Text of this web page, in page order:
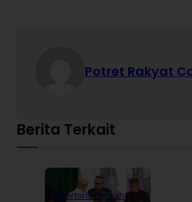
Potret Rakyat
Berita Terkait
AdvertorialDaerah